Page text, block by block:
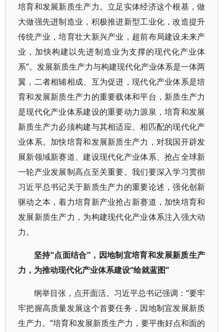
培育和发展新质生产力。立足实体经济这个根基，做
大做强先进制造业，积极推进新型工业化，改造提升
传统产业，培育壮大新兴产业，超前布局建设未来产
业，加快构建以先进制造业为支撑的现代化产业体
系”。发展新质生产力与构建现代化产业体系是一体两
翼，二者相辅相成、互为促进，现代化产业体系是培
育和发展新质生产力的重要载体和平台，新质生产力
是现代化产业体系建设的重要动力源泉，培育和发展
新质生产力必须构建与其相适应、相匹配的现代化产
业体系。加快培育和发展新质生产力，对我国开辟发
展新领域新赛道、建设现代化产业体系、抢占全球新
一轮产业发展制高点至关重要。我们要深入学习贯彻
习近平总书记关于新质生产力的重要论述，强化创新
驱动之本，着力培育新产业抢占新赛道，加快培育和
发展新质生产力，为构建现代化产业体系注入强大动
力。
坚持“点面结合”，因地制宜培育和发展新质生产
力，为推动现代化产业体系建设“绘就蓝图”
纲举目张，点开面活。习近平总书记强调：“要牢
牢把握高质量发展这个首要任务，因地制宜发展新质
生产力。”培育和发展新质生产力，要平衡好点和面的